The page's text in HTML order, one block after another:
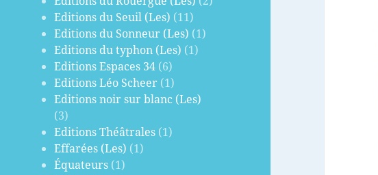
Editions du Seuil (Les) (11)
Editions du Sonneur (Les) (1)
Editions du typhon (Les) (1)
Editions Espaces 34 (6)
Editions Léo Scheer (1)
Editions noir sur blanc (Les)
(3)
Editions Théâtrales (1)
Effarées (Les) (1)
Équateurs (1)